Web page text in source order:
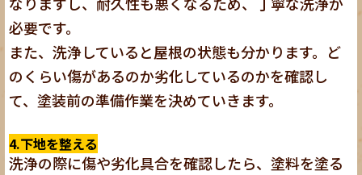
必要です。
また、洗浄していると屋根の状態も分かります。ど
のくらい傷があるのか劣化しているのかを確認し
て、塗装前の準備作業を決めていきます。
4.下地を整える
洗浄の際に傷や劣化具合を確認したら、塗料を塗る